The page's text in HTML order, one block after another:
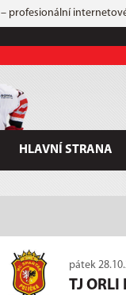
– profesionální
HLAVNÍ STRANA
pátek
TJ